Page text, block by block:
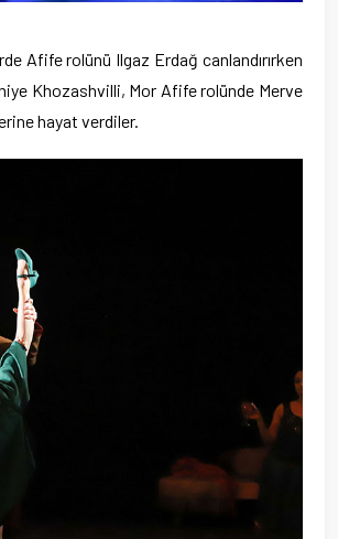
Afife rolünü Ilgaz Erdağ canlandırırken
Khozashvilli, Mor Afife rolünde Merve
hayat verdiler.